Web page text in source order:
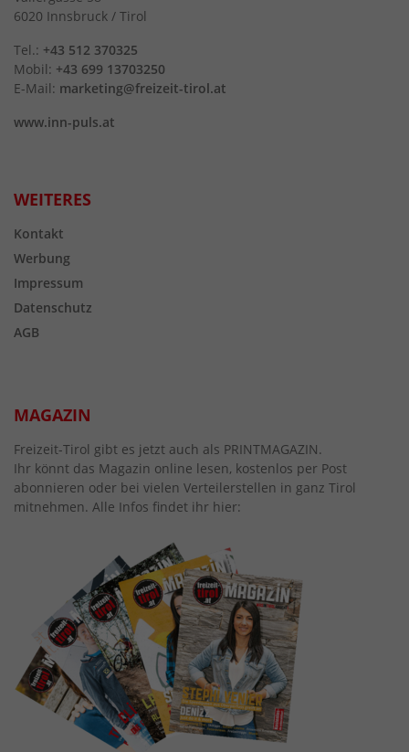
6020 Innsbruck / Tirol
Tel.: +43 512 370325
Mobil: +43 699 13703250
E-Mail: marketing@freizeit-tirol.at
www.inn-puls.at
WEITERES
Kontakt
Werbung
Impressum
Datenschutz
AGB
MAGAZIN
Freizeit-Tirol gibt es jetzt auch als PRINTMAGAZIN.
Ihr könnt das Magazin online lesen, kostenlos per Post
abonnieren oder bei vielen Verteilerstellen in ganz Tirol
mitnehmen. Alle Infos findet ihr hier: